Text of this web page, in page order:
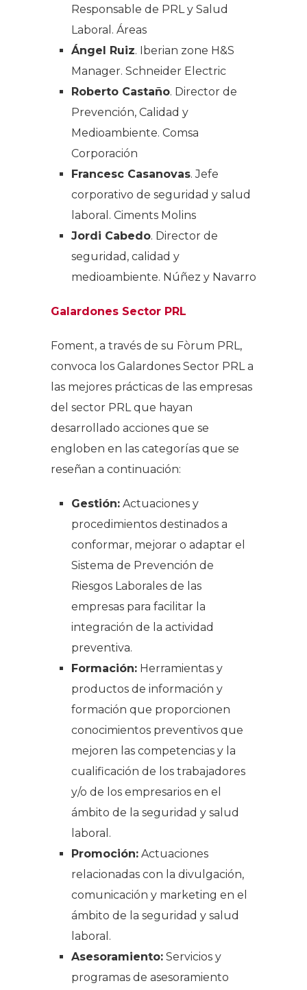
Responsable de PRL y Salud
Laboral. Áreas
Ángel Ruiz. Iberian zone H&S
Manager. Schneider Electric
Roberto Castaño. Director de
Prevención, Calidad y
Medioambiente. Comsa
Corporación
Francesc Casanovas. Jefe
corporativo de seguridad y salud
laboral. Ciments Molins
Jordi Cabedo. Director de
seguridad, calidad y
medioambiente. Núñez y Navarro
Galardones Sector PRL
Foment, a través de su Fòrum PRL,
convoca los Galardones Sector PRL a
las mejores prácticas de las empresas
del sector PRL que hayan
desarrollado acciones que se
engloben en las categorías que se
reseñan a continuación:
Gestión: Actuaciones y
procedimientos destinados a
conformar, mejorar o adaptar el
Sistema de Prevención de
Riesgos Laborales de las
empresas para facilitar la
integración de la actividad
preventiva.
Formación: Herramientas y
productos de información y
formación que proporcionen
conocimientos preventivos que
mejoren las competencias y la
cualificación de los trabajadores
y/o de los empresarios en el
ámbito de la seguridad y salud
laboral.
Promoción: Actuaciones
relacionadas con la divulgación,
comunicación y marketing en el
ámbito de la seguridad y salud
laboral.
Asesoramiento: Servicios y
programas de asesoramiento